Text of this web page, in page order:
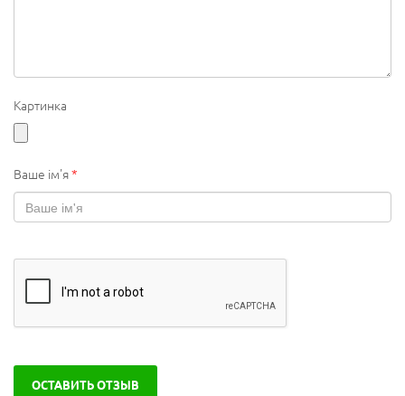
Картинка
Ваше ім'я*
ОСТАВИТЬ ОТЗЫВ